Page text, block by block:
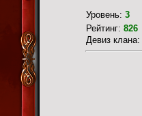
Уровень: 3
Рейтинг: 826
Девиз клана: